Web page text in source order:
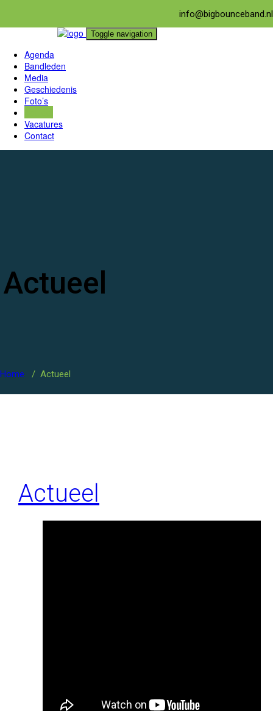
info@bigbounceband.nl
Toggle navigation
Agenda
Bandleden
Media
Geschiedenis
Foto’s
Vacatures
Contact
Actueel
Home / Actueel
Actueel